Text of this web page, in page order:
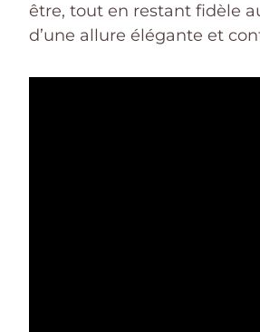
être, tout en restant fidèle
d’une allure élégante et